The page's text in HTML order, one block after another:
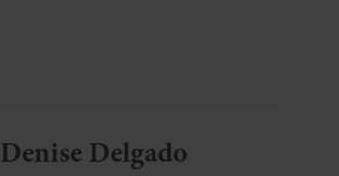
Denise Delgado